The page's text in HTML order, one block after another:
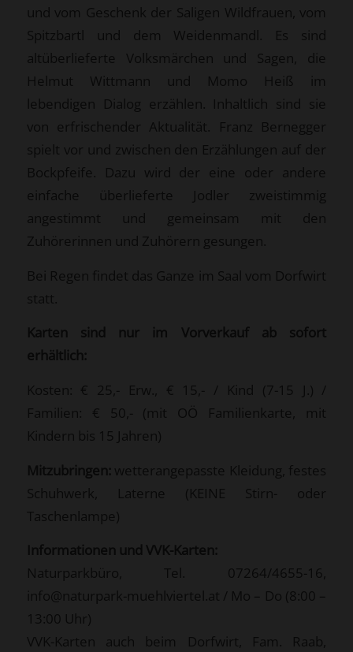
und vom Geschenk der Saligen Wildfrauen, vom
Spitzbartl und dem Weidenmandl. Es sind
altüberlieferte Volksmärchen und Sagen, die
Helmut Wittmann und Momo Heiß im
lebendigen Dialog erzählen. Inhaltlich sind sie
von erfrischender Aktualität. Franz Bernegger
spielt vor und zwischen den Erzählungen auf der
Bockpfeife. Dazu wird der eine oder andere
einfache überlieferte Jodler zweistimmig
angestimmt und gemeinsam mit den
Zuhörerinnen und Zuhörern gesungen.
Bei Regen findet das Ganze im Saal vom Dorfwirt
statt.
Karten sind nur im Vorverkauf ab sofort
erhältlich:
Kosten: € 25,- Erw., € 15,- / Kind (7-15 J.) /
Familien: € 50,- (mit OÖ Familienkarte, mit
Kindern bis 15 Jahren)
Mitzubringen: wetterangepasste Kleidung, festes
Schuhwerk, Laterne (KEINE Stirn- oder
Taschenlampe)
Informationen und VVK-Karten:
Naturparkbüro, Tel. 07264/4655-16,
info@naturpark-muehlviertel.at / Mo – Do (8:00 –
13:00 Uhr)
VVK-Karten auch beim Dorfwirt, Fam. Raab,